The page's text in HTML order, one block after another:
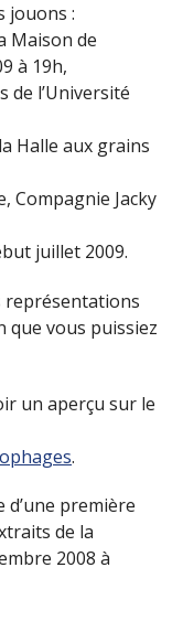
jouons :
Maison de
à 19h,
de l’Université
Halle aux grains
Compagnie Jacky
juillet 2009.
représentations
que vous puissiez
un aperçu sur le
.
première
de la
2008 à